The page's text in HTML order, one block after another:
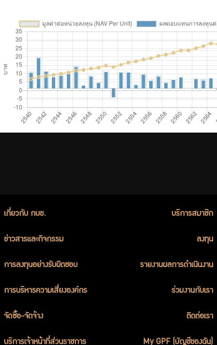
เกี่ยวกับ กบข. บริการสมาชิก
ข่าวสารและกิจกรรม ลงทุน
การลงทุนอย่างรับผิดชอบ รายงานผลการดำเนินงาน
การบริหารความเสี่ยงองค์กร ร่วมงานกับเรา
จัดซื้อ-จัดจ้าง ติดต่อเรา
บริการเจ้าหน้าที่ส่วนราชการ My GPF (บัญชีของฉัน)